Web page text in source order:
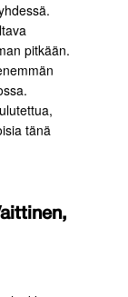
pitkään.
tänä